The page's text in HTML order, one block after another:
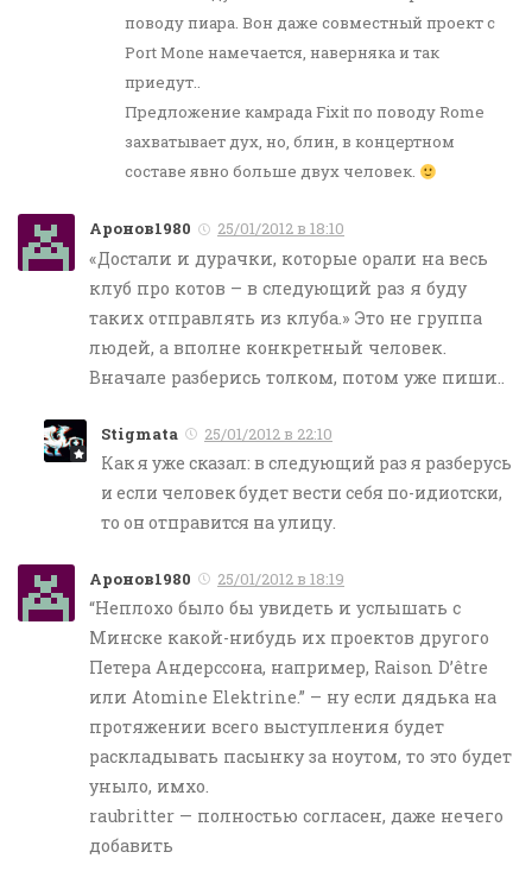
поводу пиара. Вон даже совместный проект с
Port Mone намечается, наверняка и так
приедут..
Предложение камрада Fixit по поводу Rome
захватывает дух, но, блин, в концертном
составе явно больше двух человек.
Aронов1980 25/01/2012 в 18:10
«Достали и дурачки, которые орали на весь
клуб про котов – в следующий раз я буду
таких отправлять из клуба.» Это не группа
людей, а вполне конкретный человек.
Вначале разберись толком, потом уже пиши..
Stigmata 25/01/2012 в 22:10
Как я уже сказал: в следующий раз я разберусь
и если человек будет вести себя по-идиотски,
то он отправится на улицу.
Aронов1980 25/01/2012 в 18:19
“Неплохо было бы увидеть и услышать с
Минске какой-нибудь их проектов другого
Петера Андерссона, например, Raison D’être
или Atomine Elektrine.” – ну если дядька на
протяжении всего выступления будет
раскладывать пасынку за ноутом, то это будет
уныло, имхо.
raubritter — полностью согласен, даже нечего
добавить